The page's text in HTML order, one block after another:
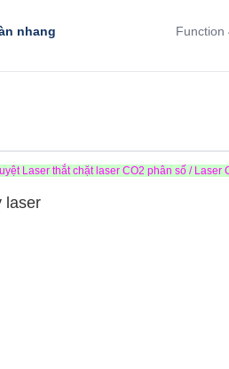
nhang Function
Laser thắt chặt laser CO2 phân số / Laser
laser